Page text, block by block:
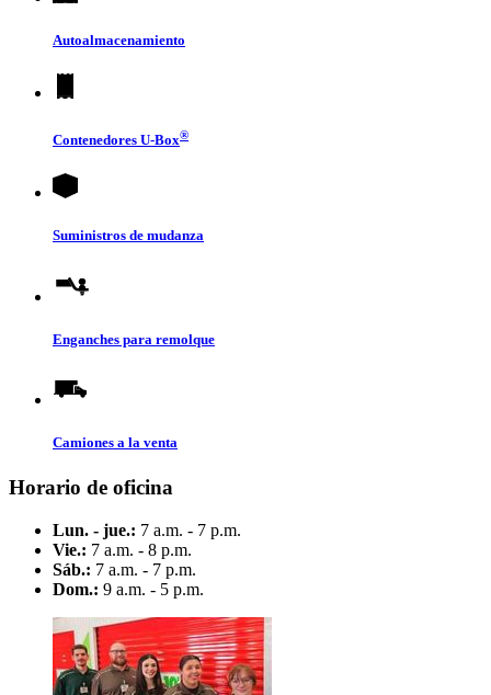
Autoalmacenamiento
Contenedores U-Box®
Suministros de mudanza
Enganches para remolque
Camiones a la venta
Horario de oficina
Lun. - jue.: 7 a.m. - 7 p.m.
Vie.: 7 a.m. - 8 p.m.
Sáb.: 7 a.m. - 7 p.m.
Dom.: 9 a.m. - 5 p.m.